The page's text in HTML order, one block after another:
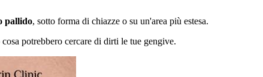
pallido, sotto forma di chiazze o su un'area più estesa.
potrebbero cercare di dirti le tue gengive.